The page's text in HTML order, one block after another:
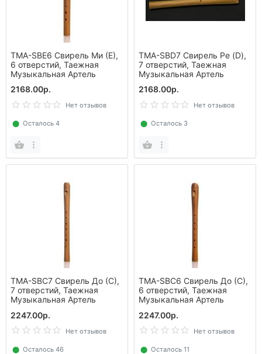
TMA-SBE6 Свирель Ми (Е),
6 отверстий, Таежная
Музыкальная Артель
2168.00р.
Нет отзывов
⬤ Осталось 4
TMA-SBD7 Свирель Ре (D),
7 отверстий, Таежная
Музыкальная Артель
2168.00р.
Нет отзывов
⬤ Осталось 3
TMA-SBC7 Свирель До (С),
7 отверстий, Таежная
Музыкальная Артель
2247.00р.
Нет отзывов
⬤ Осталось 46
TMA-SBC6 Свирель До (С),
6 отверстий, Таежная
Музыкальная Артель
2247.00р.
Нет отзывов
⬤ Осталось 11